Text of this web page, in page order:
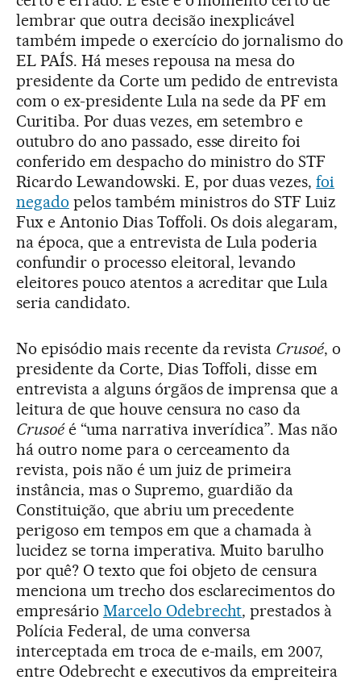
lembrar que outra decisão inexplicável
também impede o exercício do jornalismo do
EL PAÍS. Há meses repousa na mesa do
presidente da Corte um pedido de entrevista
com o ex-presidente Lula na sede da PF em
Curitiba. Por duas vezes, em setembro e
outubro do ano passado, esse direito foi
conferido em despacho do ministro do STF
Ricardo Lewandowski. E, por duas vezes,foi
negado pelos também ministros do STF Luiz
Fux e Antonio Dias Toffoli. Os dois alegaram,
na época, que a entrevista de Lula poderia
confundir o processo eleitoral, levando
eleitores pouco atentos a acreditar que Lula
seria candidato.
No episódio mais recente da revista Crusoé, o
presidente da Corte, Dias Toffoli, disse em
entrevista a alguns órgãos de imprensa que a
leitura de que houve censura no caso da
Crusoéé “uma narrativa inverídica”. Mas não
há outro nome para o cerceamento da
revista, pois não é um juiz de primeira
instância, mas o Supremo, guardião da
Constituição, que abriu um precedente
perigoso em tempos em que a chamada à
lucidez se torna imperativa. Muito barulho
por quê? O texto que foi objeto de censura
menciona um trecho dos esclarecimentos do
empresário Marcelo Odebrecht, prestados à
Polícia Federal, de uma conversa
interceptada em troca de e-mails, em 2007,
entre Odebrecht e executivos da empreiteira